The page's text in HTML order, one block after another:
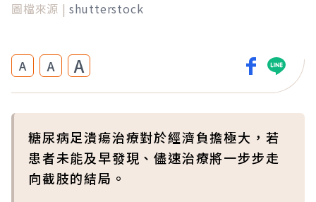
圖檔來源 | shutterstock
A A A
糖尿病足潰瘍治療對於經濟負擔極大，若
患者未能及早發現、儘速治療將一步步走
向截肢的結局。